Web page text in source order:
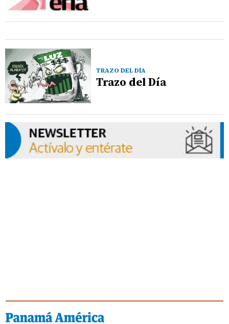
TRAZO DEL DÍA
Trazo del Día